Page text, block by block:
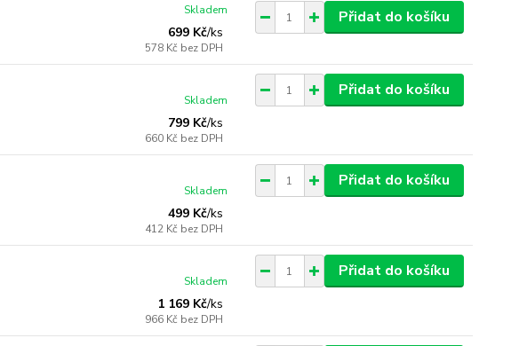
699 Kč/ks
578 Kč bez DPH
Skladem Přidat do košíku
799 Kč/ks
660 Kč bez DPH
Skladem
Přidat do košíku
499 Kč/ks
412 Kč bez DPH
Skladem
Přidat do košíku
1 169 Kč/ks
966 Kč bez DPH
Skladem
Přidat do košíku